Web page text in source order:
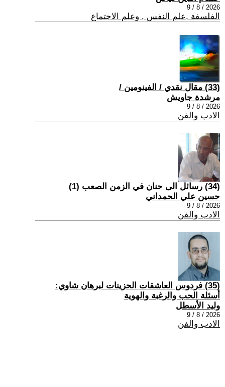
2026 / 8 / 9
الفلسفة ,علم النفس , وعلم الاجتماع
(33) مقال نقدي / الفينومين /
مرشدة جاويش
2026 / 8 / 9
الادب والفن
(34) رسائل الى حنان في الزمن الصعب (1)
حسين علي الحمداني
2026 / 8 / 9
الادب والفن
(35) فردوس العاشقات الحزينات لبرهان شاوي:
أسئلة الحب والرغبة والهوية
وليد الأسطل
2026 / 8 / 9
الادب والفن